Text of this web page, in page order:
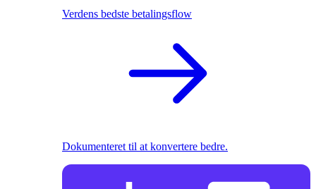
Verdens bedste betalingsflow
Dokumenteret til at konvertere bedre.